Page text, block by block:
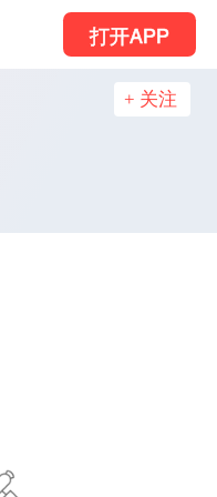
打开APP
+ 关注